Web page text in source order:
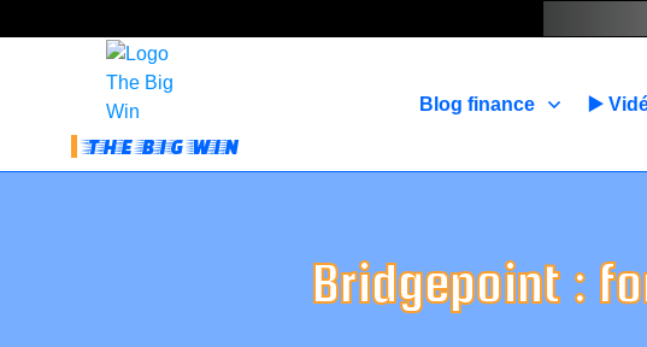
THE BIG WIN
Blog finance ▶️
Bridgepoint :